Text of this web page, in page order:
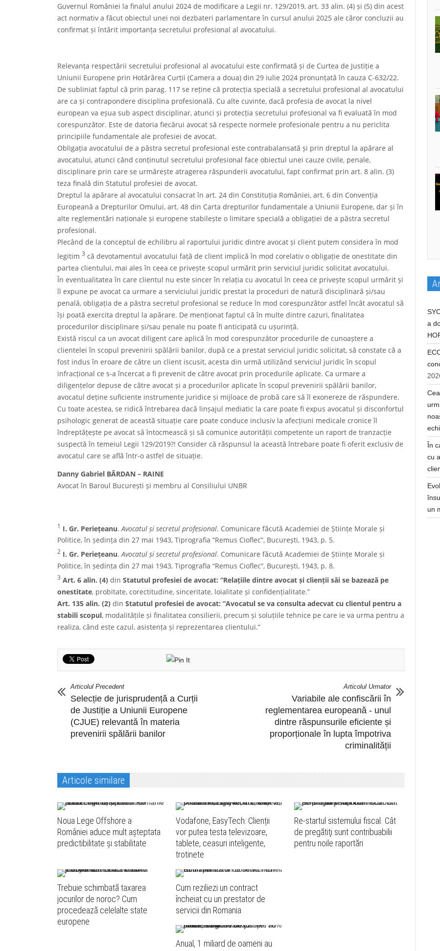
Guvernul României la finalul anului 2024 de modificare a Legii nr. 129/2019, art. 33 alin. (4) și (5) din acest
act normativ a făcut obiectul unei noi dezbateri parlamentare în cursul anului 2025 ale căror concluzii au
confirmat și întărit importanța secretului profesional al avocatului.
Relevanța respectării secretului profesional al avocatului este confirmată și de Curtea de Justiție a
Uniunii Europene prin Hotărârea Curții (Camera a doua) din 29 iulie 2024 pronunțată în cauza C-632/22.
De subliniat faptul că prin parag. 117 se reține că protecția specială a secretului profesional al avocatului
are ca și contrapondere disciplina profesională. Cu alte cuvinte, dacă profesia de avocat la nivel
european va eșua sub aspect disciplinar, atunci și protecția secretului profesional va fi evaluată în mod
corespunzător. Este de datoria fiecărui avocat să respecte normele profesionale pentru a nu periclita
principiile fundamentale ale profesiei de avocat.
Obligația avocatului de a păstra secretul profesional este contrabalansată și prin dreptul la apărare al
avocatului, atunci când conținutul secretului profesional face obiectul unei cauze civile, penale,
disciplinare prin care se urmărește atragerea răspunderii avocatului, fapt confirmat prin art. 8 alin. (3)
teza finală din Statutul profesiei de avocat.
Dreptul la apărare al avocatului consacrat în art. 24 din Constituția României, art. 6 din Convenția
Europeană a Drepturilor Omului, art. 48 din Carta drepturilor fundamentale a Uniunii Europene, dar și în
alte reglementări naționale și europene stabilește o limitare specială a obligației de a păstra secretul
profesional.
Plecând de la conceptul de echilibru al raportului juridic dintre avocat și client putem considera în mod
legitim 3 că devotamentul avocatului față de client implică în mod corelativ o obligație de onestitate din
partea clientului, mai ales în ceea ce privește scopul urmărit prin serviciul juridic solicitat avocatului.
În eventualitatea în care clientul nu este sincer în relația cu avocatul în ceea ce privește scopul urmărit și
îl expune pe avocat ca urmare a serviciului juridic prestat la proceduri de natură disciplinară și/sau
penală, obligația de a păstra secretul profesional se reduce în mod corespunzător astfel încât avocatul să
își poată exercita dreptul la apărare. De menționat faptul că în multe dintre cazuri, finalitatea
procedurilor disciplinare și/sau penale nu poate fi anticipată cu ușurință.
Există riscul ca un avocat diligent care aplică în mod corespunzător procedurile de cunoaștere a
clientelei în scopul prevenirii spălării banilor, după ce a prestat serviciul juridic solicitat, să constate că a
fost indus în eroare de către un client iscusit, acesta din urmă utilizând serviciul juridic în scopul
infracțional ce s-a încercat a fi prevenit de către avocat prin procedurile aplicate. Ca urmare a
diligențelor depuse de către avocat și a procedurilor aplicate în scopul prevenirii spălării banilor,
avocatul deține suficiente instrumente juridice și mijloace de probă care să îl exonereze de răspundere.
Cu toate acestea, se ridică întrebarea dacă linșajul mediatic la care poate fi expus avocatul și disconfortul
psihologic generat de această situație care poate conduce inclusiv la afecțiuni medicale cronice îl
îndreptățește pe avocat să întocmească și să comunice autorității competente un raport de tranzacție
suspectă în temeiul Legii 129/2019?! Consider că răspunsul la această întrebare poate fi oferit exclusiv de
avocatul care se află într-o astfel de situație.
Danny Gabriel BÂRDAN – RAINE
Avocat în Baroul București și membru al Consiliului UNBR
1 I. Gr. Periețeanu. Avocatul și secretul profesional. Comunicare făcută Academiei de Științe Morale și
Politice, în ședința din 27 mai 1943, Tiprografia “Remus Cioflec”, București, 1943, p. 5.
2 I. Gr. Periețeanu.Avocatul și secretul profesional. Comunicare făcută Academiei de Științe Morale și
Politice, în ședința din 27 mai 1943, Tiprografia “Remus Cioflec”, București, 1943, p. 8.
3 Art. 6 alin. (4) din Statutul profesiei de avocat: “Relațiile dintre avocat și clienții săi se bazează pe
onestitate, probitate, corectitudine, sinceritate, loialitate și confidențialitate.”
Art. 135 alin. (2) din Statutul profesiei de avocat: “Avocatul se va consulta adecvat cu clientul pentru a
stabili scopul, modalitățile și finalitatea consilierii, precum și soluțiile tehnice pe care ie va urma pentru a
realiza, când este cazul, asistența și reprezentarea clientului.”
Articolul Precedent
Selecție de jurisprudență a Curții
de Justiție a Uniunii Europene
(CJUE) relevantă în materia
prevenirii spălării banilor
Articolul Urmator
Variabile ale confiscării în
reglementarea europeană - unul
dintre răspunsurile eficiente și
proporționale în lupta împotriva
criminalității
Articole similare
Noua Lege Offshore a
României aduce mult așteptata
predictibilitate și stabilitate
Vodafone, EasyTech: Clienții
vor putea testa televizoare,
tablete, ceasuri inteligente,
trotinete
Re-startul sistemului fiscal. Cât
de pregătiţi sunt contribuabilii
pentru noile raportări
Trebuie schimbată taxarea
jocurilor de noroc? Cum
procedează celelalte state
europene
Cum reziliezi un contract
încheiat cu un prestator de
servicii din Romania
Anual, 1 miliard de oameni au
a
În
cu
un